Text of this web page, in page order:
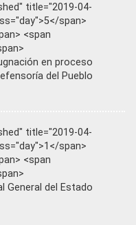
title="2019-04-
span>
<span
en proceso
del Pueblo
title="2019-04-
span>
<span
General del Estado